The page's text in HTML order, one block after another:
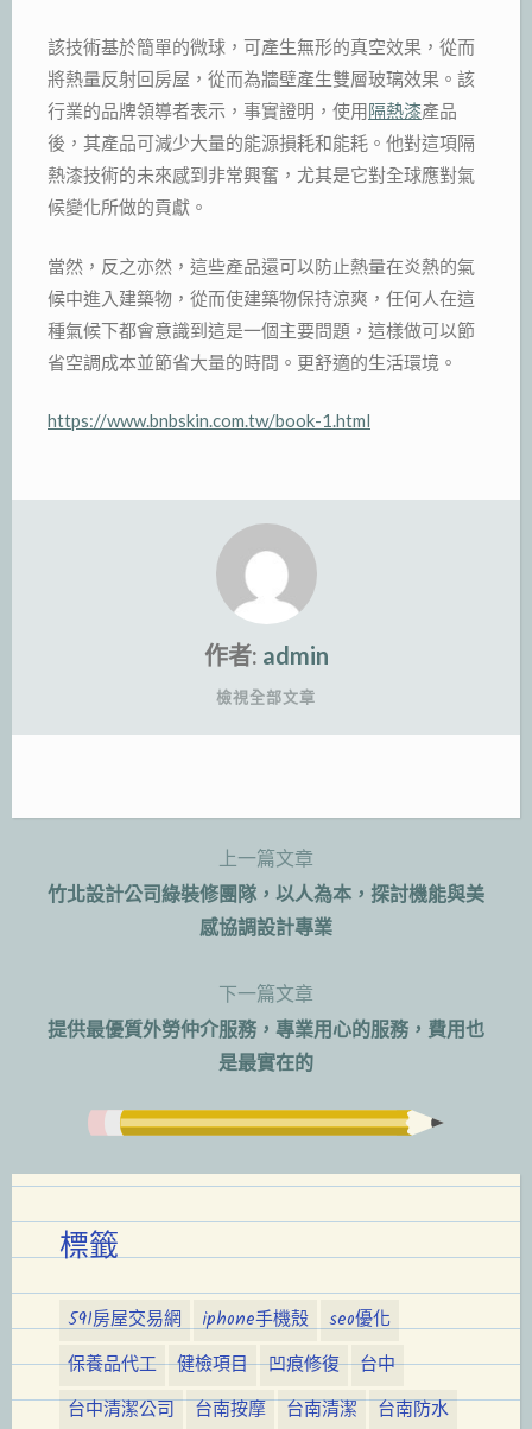
該技術基於簡單的微球，可產生無形的真空效果，從而
將熱量反射回房屋，從而為牆壁產生雙層玻璃效果。該
行業的品牌領導者表示，事實證明，使用 隔熱漆產品
後，其產品可減少大量的能源損耗和能耗。他對這項隔
熱漆技術的未來感到非常興奮，尤其是它對全球應對氣
候變化所做的貢獻。
當然，反之亦然，這些產品還可以防止熱量在炎熱的氣
候中進入建築物，從而使建築物保持涼爽，任何人在這
種氣候下都會意識到這是一個主要問題，這樣做可以節
省空調成本並節省大量的時間。更舒適的生活環境。
https://www.bnbskin.com.tw/book-1.html
作者: admin
檢視全部文章
上一篇文章
竹北設計公司綠裝修團隊，以人為本，探討機能與美
感協調設計專業
下一篇文章
提供最優質外勞仲介服務，專業用心的服務，費用也
是最實在的
標籤
591房屋交易網 iphone手機殼
seo優化
保養品代工
健檢項目 凹痕修復
台中
台中清潔公司
台南按摩 台南清潔
台南防水